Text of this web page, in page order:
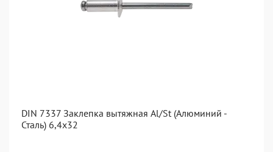
DIN 7337 Заклепка вытяжная Al/St (Алюминий -
Сталь) 6,4x32